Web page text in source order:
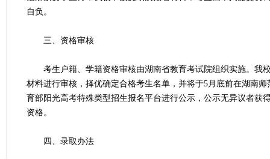
自负。
三、资格审核
考生户籍、学籍资格审核由湖南省教育考试院组织实施。我
材料进行审核，择优确定合格考生名单，并将于5月底前在湖南
育部阳光高考特殊类型招生报名平台进行公示，公示无异议者获
资格。
四、录取办法